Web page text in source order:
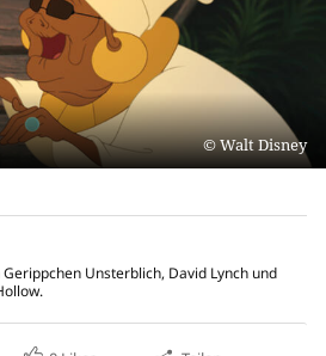
Walt Disney
Unsterblich, David Lynch und